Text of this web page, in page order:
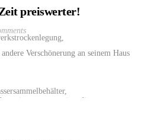
preiswerter!
Verschönerung an seinem Haus
unterstützt diese
der Mehrwertsteuer.